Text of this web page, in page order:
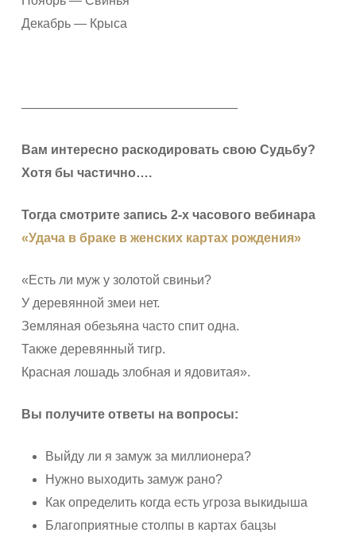
Декабрь — Крыса
—————————————————
Вам интересно раскодировать свою Судьбу?
Хотя бы частично….
Тогда смотрите запись 2-х часового вебинара
«Удача в браке в женских картах рождения»
«Есть ли муж у золотой свиньи?
У деревянной змеи нет.
Земляная обезьяна часто спит одна.
Также деревянный тигр.
Красная лошадь злобная и ядовитая».
Вы получите ответы на вопросы:
Выйду ли я замуж за миллионера?
Нужно выходить замуж рано?
Как определить когда есть угроза выкидыша
Благоприятные столпы в картах бацзы